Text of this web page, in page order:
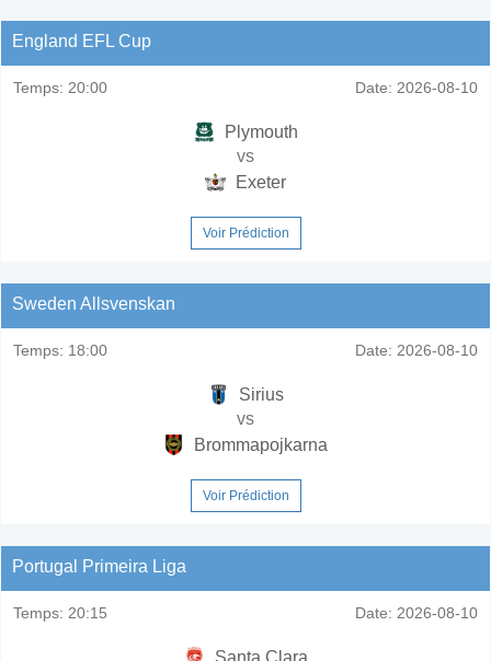
England EFL Cup
Temps: 20:00 Date: 2026-08-10
Plymouth
vs
Exeter
Voir Prédiction
Sweden Allsvenskan
Temps: 18:00 Date: 2026-08-10
Sirius
vs
Brommapojkarna
Voir Prédiction
Portugal Primeira Liga
Temps: 20:15 Date: 2026-08-10
Santa Clara